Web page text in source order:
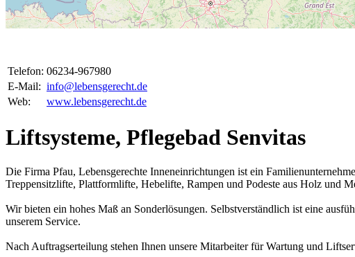
Telefon: 06234-967980
E-Mail: info@lebensgerecht.de
Web:
www.lebensgerecht.de
Liftsysteme, Pflegebad Senvitas
Die Firma Pfau, Lebensgerechte Inneneinrichtungen ist ein
Treppensitzlifte, Plattformlifte, Hebelifte, Rampen und Podeste aus Holz und
Wir bieten ein hohes Maß an Sonderlösungen. Selbstverständlich ist eine
unserem Service.
Nach Auftragserteilung stehen Ihnen unsere Mitarbeiter für Wartung und